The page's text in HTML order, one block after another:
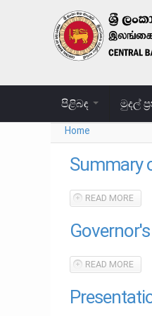
Skip to main content
පිළිබඳ මුදල්
You are
Home
Summary
READ MORE
READ MORE